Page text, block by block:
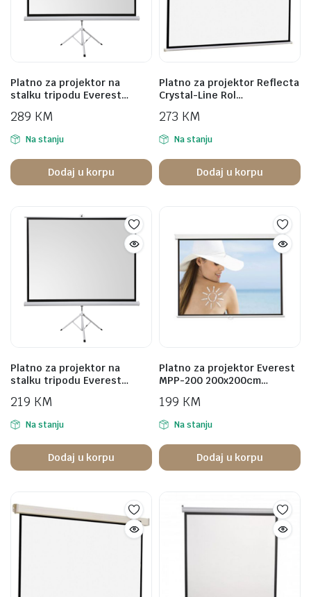
Platno za projektor na
stalku tripodu Everest…
289 KM
Na stanju
Dodaj u korpu
Platno za projektor Reflecta
Crystal-Line Rol…
273 KM
Na stanju
Dodaj u korpu
Platno za projektor na
stalku tripodu Everest…
219 KM
Na stanju
Dodaj u korpu
Platno za projektor Everest
MPP-200 200x200cm…
199 KM
Na stanju
Dodaj u korpu